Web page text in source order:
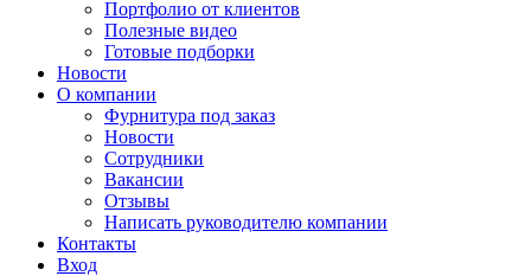
Портфолио от клиентов
Полезные видео
Готовые подборки
Новости
О компании
Фурнитура под заказ
Новости
Сотрудники
Вакансии
Отзывы
Написать руководителю компании
Контакты
Вход